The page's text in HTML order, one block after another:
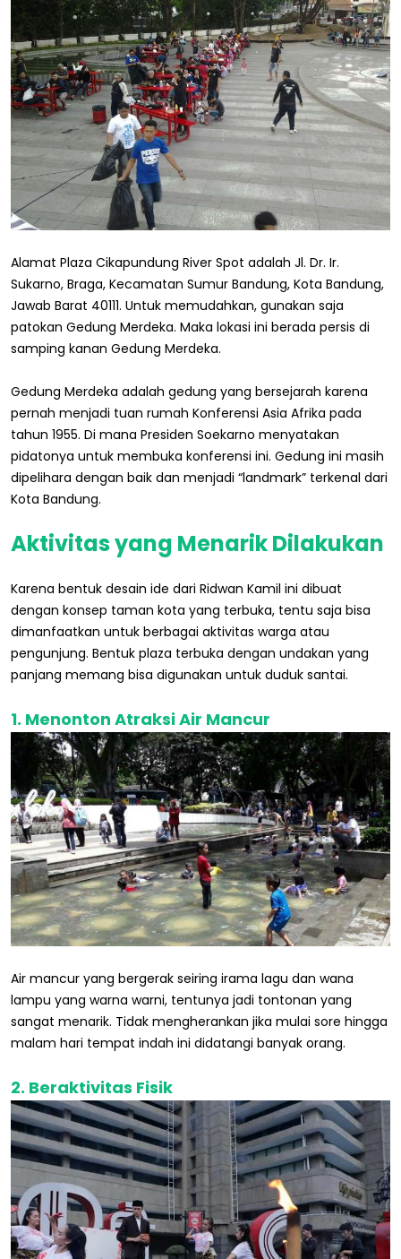
Alamat Plaza Cikapundung River Spot adalah Jl. Dr. Ir.
Sukarno, Braga, Kecamatan Sumur Bandung, Kota Bandung,
Jawab Barat 40111. Untuk memudahkan, gunakan saja
patokan Gedung Merdeka. Maka lokasi ini berada persis di
samping kanan Gedung Merdeka.
Gedung Merdeka adalah gedung yang bersejarah karena
pernah menjadi tuan rumah Konferensi Asia Afrika pada
tahun 1955. Di mana Presiden Soekarno menyatakan
pidatonya untuk membuka konferensi ini. Gedung ini masih
dipelihara dengan baik dan menjadi “landmark” terkenal dari
Kota Bandung.
Aktivitas yang Menarik Dilakukan
Karena bentuk desain ide dari Ridwan Kamil ini dibuat
dengan konsep taman kota yang terbuka, tentu saja bisa
dimanfaatkan untuk berbagai aktivitas warga atau
pengunjung. Bentuk plaza terbuka dengan undakan yang
panjang memang bisa digunakan untuk duduk santai.
1. Menonton Atraksi Air Mancur
Air mancur yang bergerak seiring irama lagu dan wana
lampu yang warna warni, tentunya jadi tontonan yang
sangat menarik. Tidak mengherankan jika mulai sore hingga
malam hari tempat indah ini didatangi banyak orang.
2. Beraktivitas Fisik